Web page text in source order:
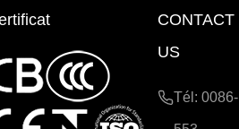
CONTACT
US
Tél: 0086-